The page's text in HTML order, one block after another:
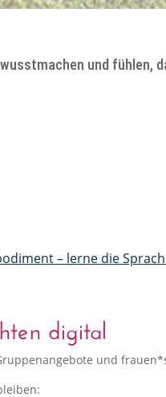
und fühlen,
– lerne die
digital
und